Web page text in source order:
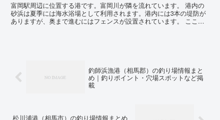
富岡駅周辺に位置する港です。富岡川が隣を流れています。 港内の
砂浜は夏季には海水浴場として利用されます。港内には3本の堤防が
ありますが、奥まで進むにはフェンスが設置されています。 ここで
釣師浜漁港（相馬郡）の釣り場情報まと
め｜釣りポイント・穴場スポットなど掲
載
松川浦港（相馬市）の釣り場情報まとめ